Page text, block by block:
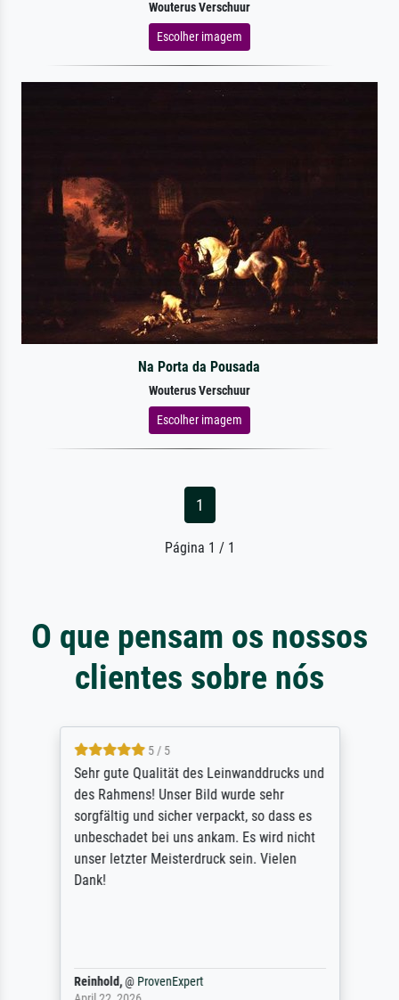
Wouterus Verschuur
Escolher imagem
Na Porta da Pousada
Wouterus Verschuur
Escolher imagem
1
Página 1 / 1
O que pensam os nossos
clientes sobre nós
5 / 5
Sehr gute Qualität des Leinwanddrucks und
des Rahmens! Unser Bild wurde sehr
sorgfältig und sicher verpackt, so dass es
unbeschadet bei uns ankam. Es wird nicht
unser letzter Meisterdruck sein. Vielen
Dank!
Reinhold,@ ProvenExpert